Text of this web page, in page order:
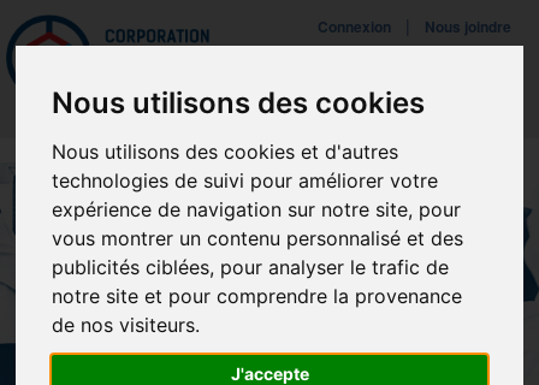
Nous utilisons des cookies
Nous utilisons des cookies et d'autres
technologies de suivi pour améliorer votre
expérience de navigation sur notre site, pour
vous montrer un contenu personnalisé et des
publicités ciblées, pour analyser le trafic de
notre site et pour comprendre la provenance
de nos visiteurs.
J'accepte
Mettreà jour vos préférences de témoins
Connexion Nous joindre